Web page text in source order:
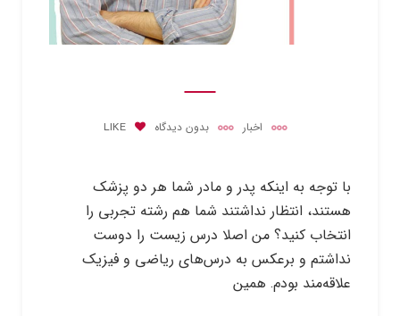
اخبار بدون دیدگاه LIKE
با توجه به اینکه پدر و مادر شما هر دو پزشک
هستند، انتظار نداشتند شما هم رشته تجربی را
انتخاب کنید؟ من اصلا درس زیست را دوست
نداشتم و برعکس به درس‌های ریاضی و فیزیک
علاقه‌‌مند بودم. همین